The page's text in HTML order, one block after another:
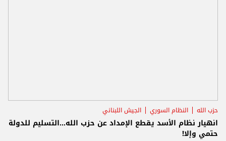
حزب الله النظام السوري الجيش اللبناني
انهيار نظام الأسد يقطع الإمداد عن حزب الله...التسليم للدولة
حتمي وإلا!